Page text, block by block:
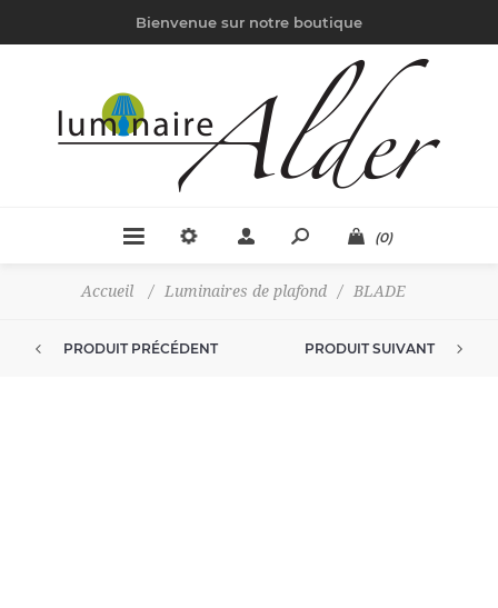
Bienvenue sur notre boutique
(0)
Accueil / Luminaires de plafond / BLADE
PRODUIT PRÉCÉDENT PRODUIT SUIVANT